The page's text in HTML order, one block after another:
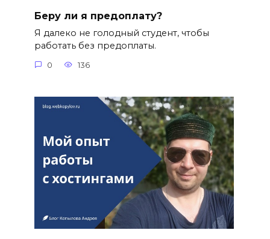
Беру ли я предоплату?
Я далеко не голодный студент, чтобы
работать без предоплаты.
0 136